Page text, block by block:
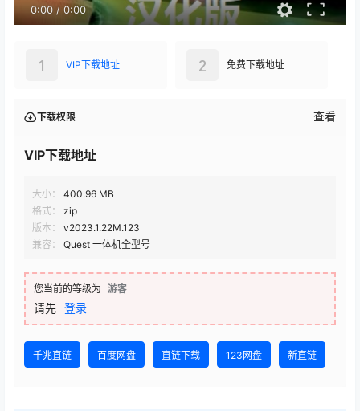
0:00/0:00
VIP下载地址
1 免费下载地址
2
下载权限 查看
VIP下载地址
大小：
400.96 MB
格式：
zip
版本：
v2023.1.22M.123
兼容：
Quest 一体机全型号
您当前的等级为 游客
请先 登录
千兆直链 百度网盘 直链下载 123网盘 新直链